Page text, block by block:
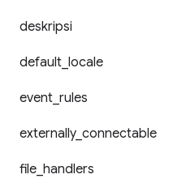
deskripsi
default locale
event rules
externally_ connectable
file handlers